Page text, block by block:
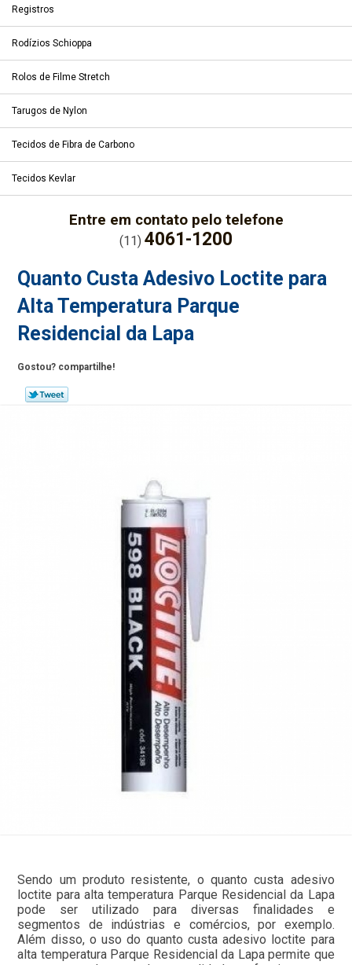
Registros
Rodízios Schioppa
Rolos de Filme Stretch
Tarugos de Nylon
Tecidos de Fibra de Carbono
Tecidos Kevlar
Entre em contato pelo telefone
(11) 4061-1200
Quanto Custa Adesivo Loctite para
Alta Temperatura Parque
Residencial da Lapa
Gostou? compartilhe!
Sendo um produto resistente, o quanto custa adesivo
loctite para alta temperatura Parque Residencial da Lapa
pode ser utilizado para diversas finalidades e
segmentos de indústrias e comércios, por exemplo.
Além disso, o uso do quanto custa adesivo loctite para
alta temperatura Parque Residencial da Lapa permite que